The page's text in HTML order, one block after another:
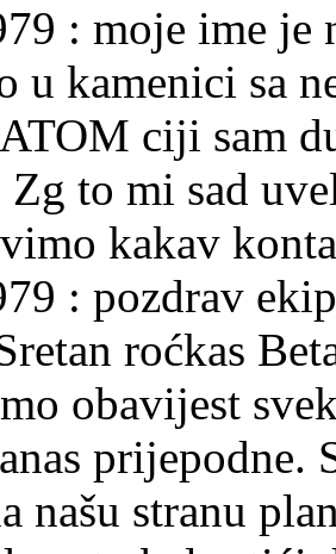
: moje ime je
u kamenici sa
ciji sam
to mi sad
kakav
: pozdrav
roćkas
obavijest
prijepodne.
našu stranu